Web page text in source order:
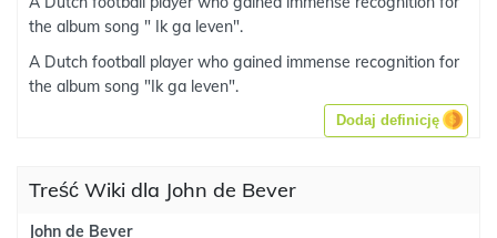
the album song " Ik ga leven".
A Dutch football player who gained immense recognition for
the album song "Ik ga leven".
Dodaj definicję
Treść Wiki dla John de Bever
John de Bever